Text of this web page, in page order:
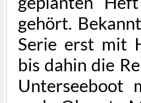
gehört.
Serie erst mit
bis dahin die
Unterseeboot